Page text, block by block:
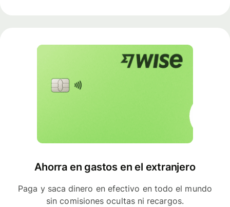
Ahorra en gastos en el extranjero
Paga y saca dinero en efectivo en todo el mundo
sin comisiones ocultas ni recargos.